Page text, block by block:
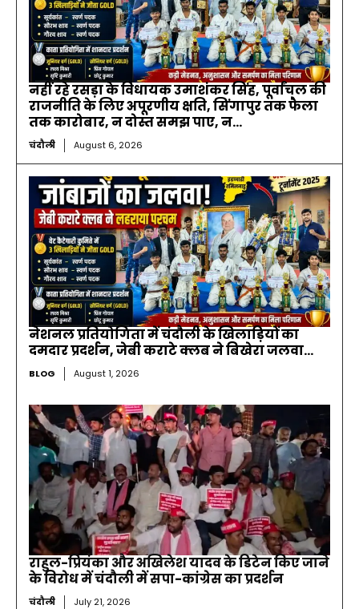
नहीं रहे रसड़ा के विधायक उमाशंकर सिंह, पूर्वांचल की
राजनीति के लिए अपूरणीय क्षति, सिंगापुर तक फैला
तक कारोबार, न दोस्त समझ पाए, न...
चंदौली August 6, 2026
नेशनल प्रतियोगिता में चंदौली के खिलाड़ियों का
दमदार प्रदर्शन, जेबी कराटे क्लब ने बिखेरा जलवा…
BLOG August 1, 2026
राहुल-प्रियंका और अखिलेश यादव के डिटेन किए जाने
के विरोध में चंदौली में सपा-कांग्रेस का प्रदर्शन
चंदौली July 21, 2026